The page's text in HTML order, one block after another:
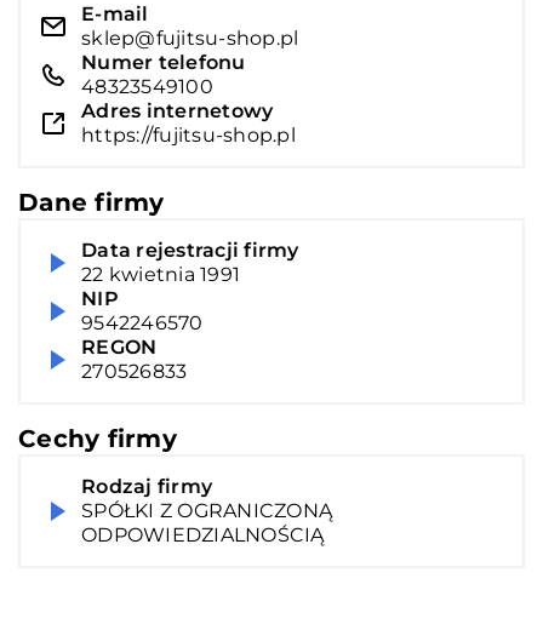
E-mail
sklep@fujitsu-shop.pl
Numer telefonu
48323549100
Adres internetowy
https://fujitsu-shop.pl
Dane firmy
Data rejestracji firmy
22 kwietnia 1991
NIP
9542246570
REGON
270526833
Cechy firmy
Rodzaj firmy
SPÓŁKI Z OGRANICZONĄ
ODPOWIEDZIALNOŚCIĄ